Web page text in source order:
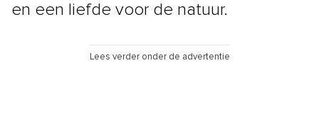
en een liefde voor de natuur.
Lees verder onder de advertentie